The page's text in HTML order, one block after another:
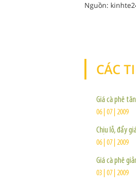
Nguồn:
CÁC
Giá cà phê
06 | 07 | 2009
Chịu lỗ, đẩy
06 | 07 | 2009
Giá cà phê
03 | 07 | 2009